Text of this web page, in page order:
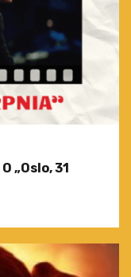
„Oslo, 31